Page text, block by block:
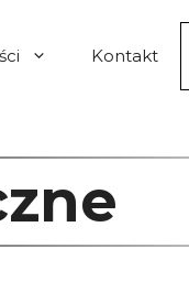
Kontakt